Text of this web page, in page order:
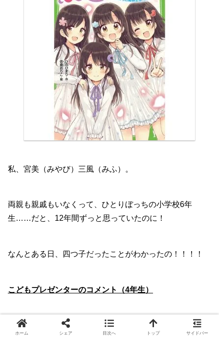
私、宮美（みやび）三風（みふ）。
両親も親戚もいなくって、ひとりぼっちの小学校6年
生……だと、12年間ずっと思っていたのに！
なんとある日、四つ子だったことがわかったの！！！！
こどもプレゼンターのコメント（4年生）
4人で家事をする時、部活をする時、友達と遊ぶ時など
ホーム シェア 目次へ トップ サイドバー